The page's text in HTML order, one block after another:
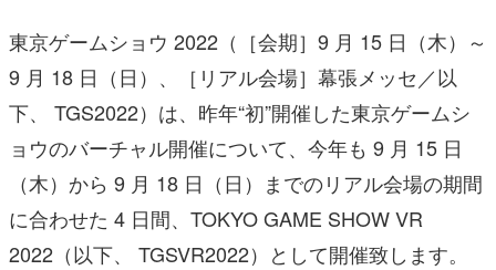
東京ゲームショウ 2022（［会期］9 月 15 日（木）～
9 月 18 日（日）、［リアル会場］幕張メッセ／以
下、 TGS2022）は、昨年“初”開催した東京ゲームシ
ョウのバーチャル開催について、今年も 9 月 15 日
（木）から 9 月 18 日（日）までのリアル会場の期間
に合わせた 4 日間、TOKYO GAME SHOW VR
2022（以下、 TGSVR2022）として開催致します。